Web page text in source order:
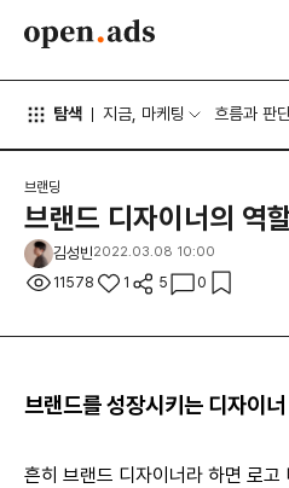
탐색 지금, 마케팅 흐름과 판
브랜딩
브랜드 디자이너의 역
김성빈2022.03.08 10:00
11578 1 5 0
브랜드를 성장시키는 디자이너
흔히 브랜드 디자이너라 하면 로고